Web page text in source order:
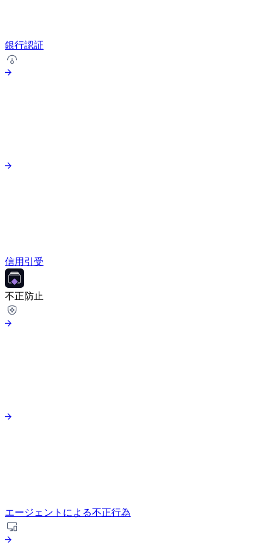
銀行認証
信用引受
不正防止
エージェントによる不正行為